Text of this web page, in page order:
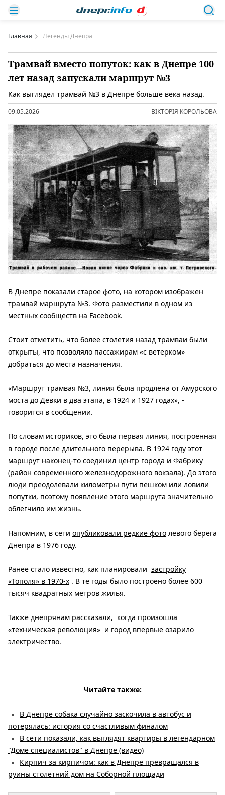
Главная Легенды Днепра
Трамвай вместо попуток: как в Днепре 100
лет назад запускали маршрут №3
Как выглядел трамвай №3 в Днепре больше века назад.
09.05.2026 ВІКТОРІЯ КОРОЛЬОВА
В Днепре показали старое фото, на котором изображен
трамвай маршрута №3. Фото разместили в одном из
местных сообществ на Facebook.
Стоит отметить, что более столетия назад трамваи были
открыты, что позволяло пассажирам «с ветерком»
добраться до места назначения.
«Маршрут трамвая №3, линия была продлена от Амурского
моста до Девки в два этапа, в 1924 и 1927 годах», -
говорится в сообщении.
По словам историков, это была первая линия, построенная
в городе после длительного перерыва. В 1924 году этот
маршрут наконец-то соединил центр города и Фабрику
(район современного железнодорожного вокзала). До этого
люди преодолевали километры пути пешком или ловили
попутки, поэтому появление этого маршрута значительно
облегчило им жизнь.
Напомним, в сети опубликовали редкие фото левого берега
Днепра в 1976 году.
Ранее стало известно, как планировали застройку
«Тополя» в 1970-х . В те годы было построено более 600
тысяч квадратных метров жилья.
Также днепрянам рассказали, когда произошла
«техническая революция» и город впервые озарило
электричество.
Читайте также:
В Днепре собака случайно заскочила в автобус и
потерялась: история со счастливым финалом
В сети показали, как выглядят квартиры в легендарном
"Доме специалистов" в Днепре (видео)
Кирпич за кирпичом: как в Днепре превращался в
руины столетний дом на Соборной площади